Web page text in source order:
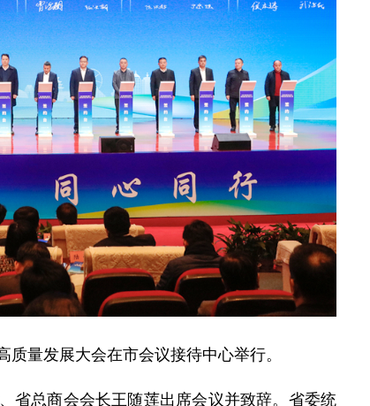
量发展大会在市会议接待中心举行。
总商会会长王随莲出席会议并致辞。省委统